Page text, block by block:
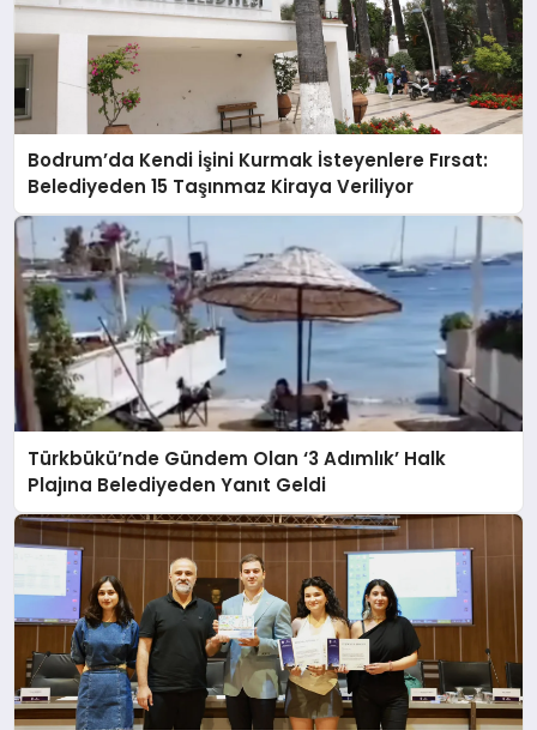
Bodrum’da Kendi İşini Kurmak İsteyenlere Fırsat:
Belediyeden 15 Taşınmaz Kiraya Veriliyor
Türkbükü’nde Gündem Olan ‘3 Adımlık’ Halk
Plajına Belediyeden Yanıt Geldi